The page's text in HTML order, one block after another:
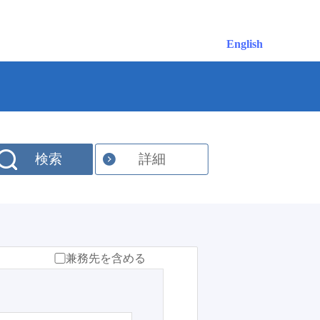
English
検索 詳細
兼務先を含める